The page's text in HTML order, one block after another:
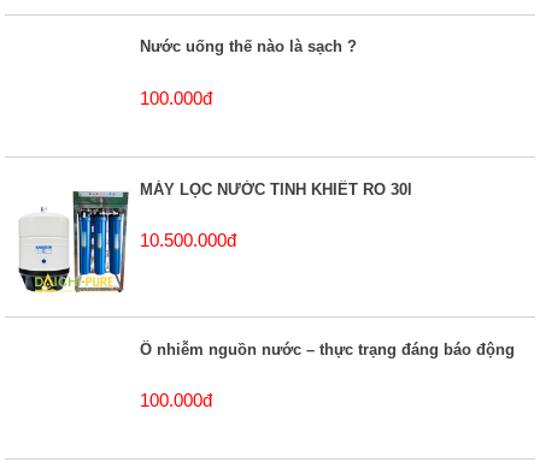
Nước uống thế nào là sạch ?
100.000đ
MÁY LỌC NƯỚC TINH KHIẾT RO 30l
10.500.000đ
Ô nhiễm nguồn nước – thực trạng đáng báo động
100.000đ